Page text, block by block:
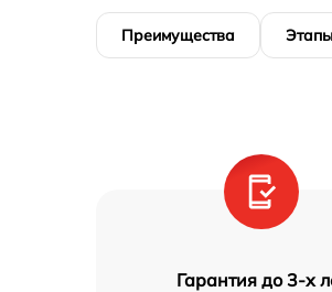
Преимущества
Гарантия до 3-х